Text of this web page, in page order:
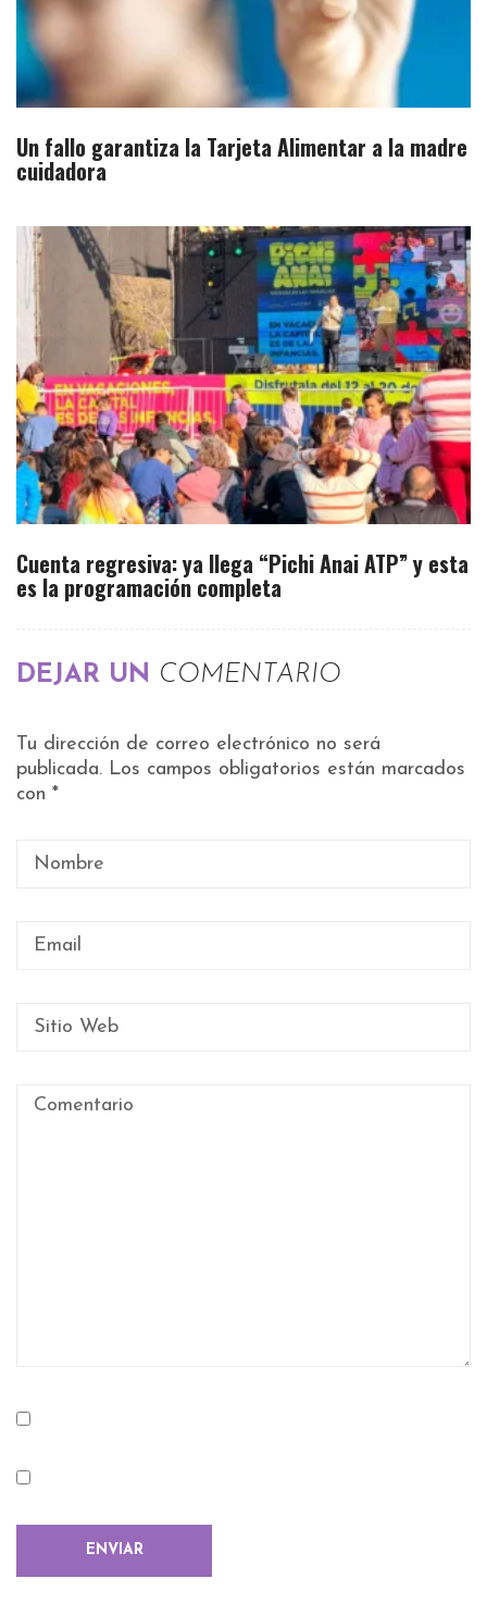
Un fallo garantiza la Tarjeta Alimentar a la madre
cuidadora
Cuenta regresiva: ya llega “Pichi Anai ATP” y esta
es la programación completa
DEJAR UN COMENTARIO
Tu dirección de correo electrónico no será
publicada. Los campos obligatorios están marcados
con *